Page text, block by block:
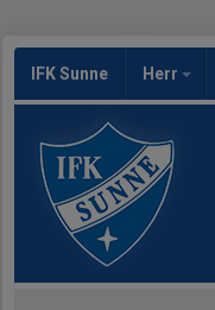
IFK Sunne Herr